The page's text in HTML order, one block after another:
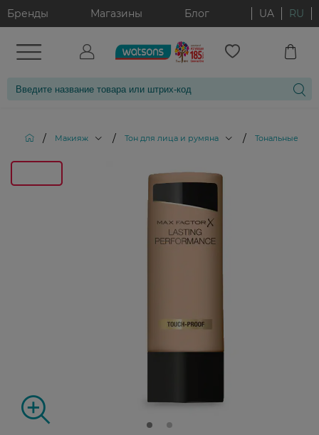
Бренды Магазины Блог UA RU
/ Макияж / Тон для лица и румяна / Тональные